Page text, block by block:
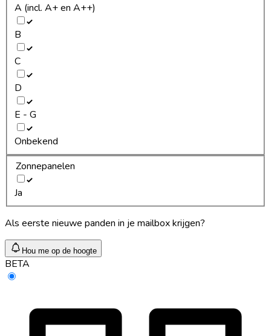
A (incl. A+ en A++)
B
C
D
E - G
Onbekend
Zonnepanelen
Ja
Als eerste nieuwe panden in je mailbox krijgen?
Hou me op de hoogte
BETA